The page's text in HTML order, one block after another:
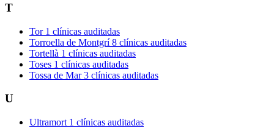
T
Tor 1 clínicas auditadas
Torroella de Montgrí 8 clínicas auditadas
Tortellà 1 clínicas auditadas
Toses 1 clínicas auditadas
Tossa de Mar 3 clínicas auditadas
U
Ultramort 1 clínicas auditadas